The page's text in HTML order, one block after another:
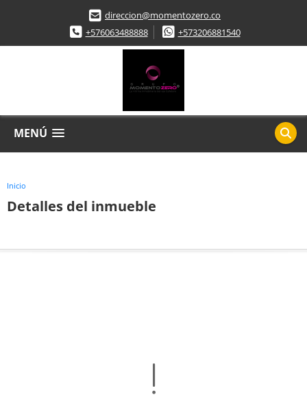
direccion@momentozero.co
+576063488888
+573206881540
MENÚ
Inicio
Detalles del inmueble